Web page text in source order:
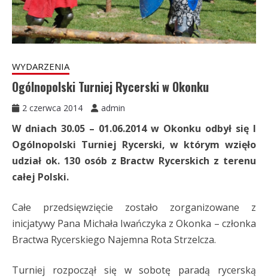
WYDARZENIA
Ogólnopolski Turniej Rycerski w Okonku
2 czerwca 2014 admin
W dniach 30.05 – 01.06.2014 w Okonku odbył się I
Ogólnopolski Turniej Rycerski, w którym wzięło
udział ok. 130 osób z Bractw Rycerskich z terenu
całej Polski.
Całe przedsięwzięcie zostało zorganizowane z
inicjatywy Pana Michała Iwańczyka z Okonka – członka
Bractwa Rycerskiego Najemna Rota Strzelcza.
Turniej rozpoczął się w sobotę paradą rycerską